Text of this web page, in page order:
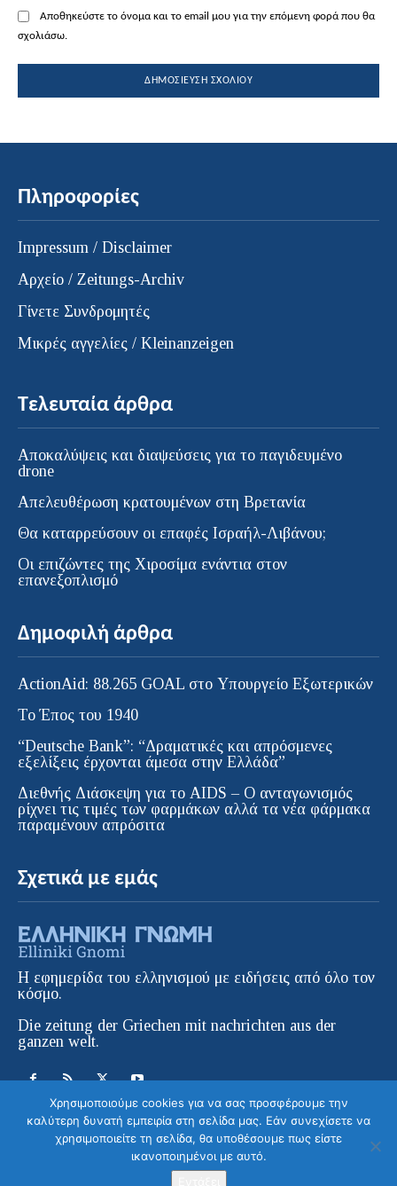
Αποθηκεύστε το όνομα και το email μου για την επόμενη φορά που θα
σχολιάσω.
Πληροφορίες
Impressum / Disclaimer
Αρχείο / Zeitungs-Archiv
Γίνετε Συνδρομητές
Μικρές αγγελίες / Kleinanzeigen
Τελευταία άρθρα
Αποκαλύψεις και διαψεύσεις για το παγιδευμένο
drone
Απελευθέρωση κρατουμένων στη Βρετανία
Θα καταρρεύσουν οι επαφές Ισραήλ-Λιβάνου;
Οι επιζώντες της Χιροσίμα ενάντια στον
επανεξοπλισμό
Δημοφιλή άρθρα
ActionAid: 88.265 GOAL στο Υπουργείο Εξωτερικών
Το Έπος του 1940
“Deutsche Bank”: “Δραματικές και απρόσμενες
εξελίξεις έρχονται άμεσα στην Ελλάδα”
Διεθνής Διάσκεψη για το AIDS – Ο ανταγωνισμός
ρίχνει τις τιμές των φαρμάκων αλλά τα νέα φάρμακα
παραμένουν απρόσιτα
Σχετικά με εμάς
Η εφημερίδα του ελληνισμού με ειδήσεις από όλο τον
κόσμο.
Die zeitung der Griechen mit nachrichten aus der
ganzen welt.
© ELLINIKI GNOMI • Die Zeitung der
Griechen in Europa | All Rights Reserved |
Χρησιμοποιούμε cookies για να σας προσφέρουμε την
καλύτερη δυνατή εμπειρία στη σελίδα μας. Εάν συνεχίσετε να
χρησιμοποιείτε τη σελίδα, θα υποθέσουμε πως είστε
ικανοποιημένοι με αυτό.
Στείλετε το μήνυμα σας